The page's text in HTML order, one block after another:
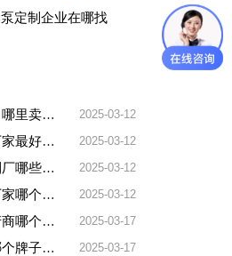
定制企业在哪找
2025-03-12
一点啊
2025-03-12
牌有哪些
2025-03-12
好一点
2025-03-12
好一点
2025-03-17
好用点呢
2025-03-17
子好用